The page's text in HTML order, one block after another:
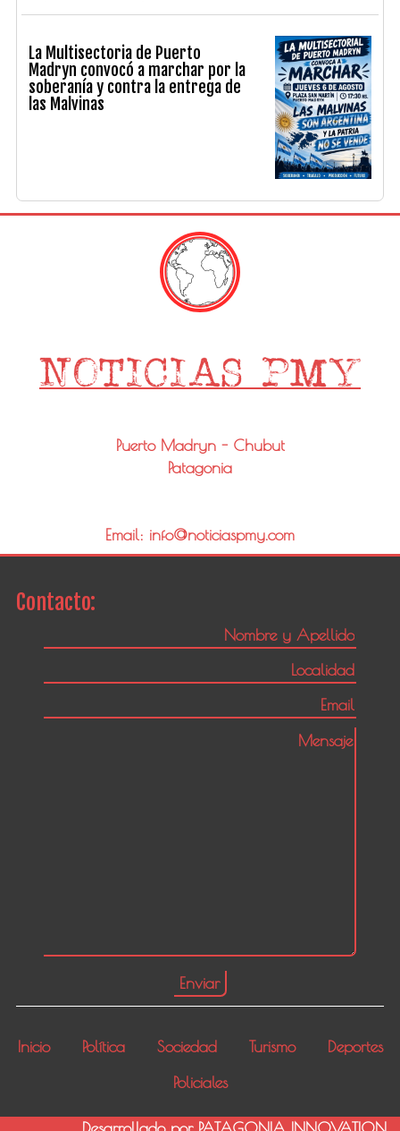
La Multisectoria de Puerto
Madryn convocó a marchar por la
soberanía y contra la entrega de
las Malvinas
Puerto Madryn - Chubut
Patagonia
Email: info@noticiaspmy.com
Contacto:
Inicio Política Sociedad Turismo
Deportes
Policiales